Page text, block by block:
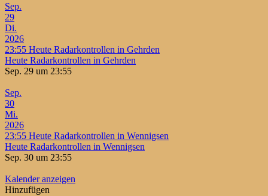
Sep.
29
Di.
2026
23:55 Heute Radarkontrollen in Gehrden
Heute Radarkontrollen in Gehrden
Sep. 29 um 23:55
Sep.
30
Mi.
2026
23:55 Heute Radarkontrollen in Wennigsen
Heute Radarkontrollen in Wennigsen
Sep. 30 um 23:55
Kalender anzeigen
Hinzufügen